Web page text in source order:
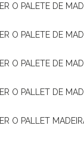
O PALETE DE
O PALETE DE
O PALETE DE
O PALLET DE
O PALLET